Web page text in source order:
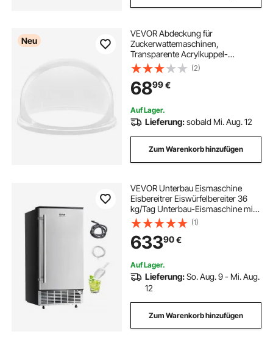
Neu
VEVOR Abdeckung für
Zuckerwattemaschinen,
Transparente Acrylkuppel-
Schutzabdeckung, Kompatibel mit
52-cm-
Zuckerwattemaschinenbehälter für
Partys und Geschäfte, mit
Bodenrille
(2)
6899€
Auf Lager.
Lieferung:sobald Mi. Aug. 12
Zum Warenkorb hinzufügen
VEVOR Unterbau Eismaschine
Eisbereitrer Eiswürfelbereiter 36
kg/Tag Unterbau-Eismaschine mit
umkehrbarer Tür aus Edelstahl,
Eismaschine für gewerbliche
Privatküchen, elektrische
Entwässerung
(1)
63390€
Auf Lager.
Lieferung:So. Aug. 9 - Mi. Aug.
12
Zum Warenkorb hinzufügen